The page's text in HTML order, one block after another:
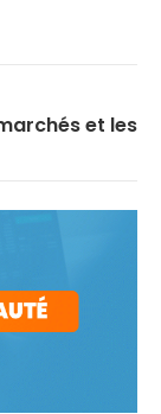
et les